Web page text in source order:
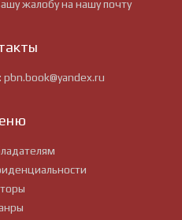
жалобу на нашу почту
pbn.book@yandex.ru